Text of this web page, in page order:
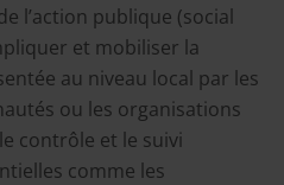
l’action publique (social
et mobiliser la
au niveau local par les
ou les organisations
contrôle et le suivi
comme les